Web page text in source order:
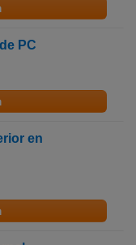
PC
en